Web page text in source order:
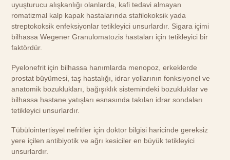
uyuşturucu alışkanlığı olanlarda, kafi tedavi almayan
romatizmal kalp kapak hastalarında stafilokoksik yada
streptokoksik enfeksiyonlar tetikleyici unsurlardır. Sigara içimi
bilhassa Wegener Granulomatozis hastaları için tetikleyici bir
faktördür.
Pyelonefrit için bilhassa hanımlarda menopoz, erkeklerde
prostat büyümesi, taş hastalığı, idrar yollarının fonksiyonel ve
anatomik bozuklukları, bağışıklık sistemindeki bozukluklar ve
bilhassa hastane yatışları esnasında takılan idrar sondaları
tetikleyici unsurlardır.
Tübülointertisyel nefritler için doktor bilgisi haricinde gereksiz
yere içilen antibiyotik ve ağrı kesiciler en büyük tetikleyici
unsurlardır.